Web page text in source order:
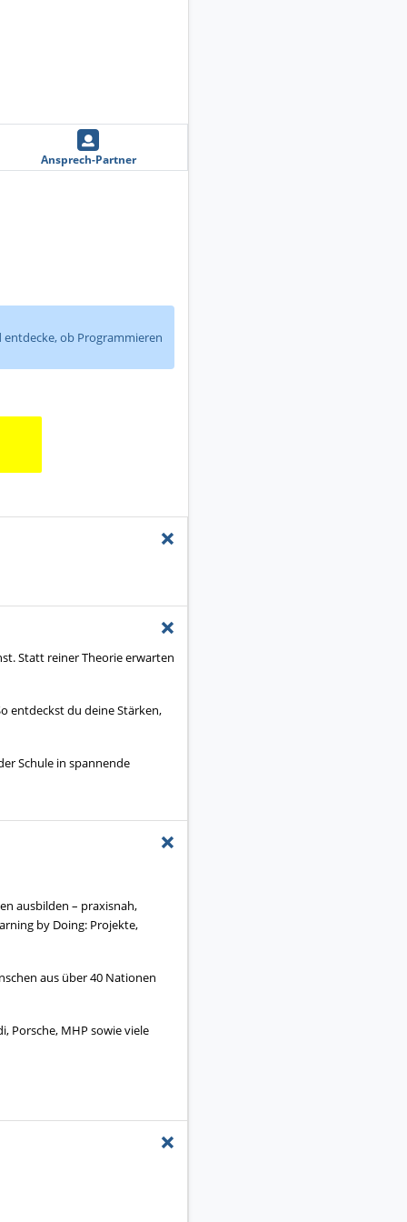
Ansprech-Partner
entdecke, ob Programmieren
+
+
Statt reiner Theorie erwarten
entdeckst du deine Stärken,
Schule in spannende
+
ausbilden – praxisnah,
by Doing: Projekte,
aus über 40 Nationen
Porsche, MHP sowie viele
+